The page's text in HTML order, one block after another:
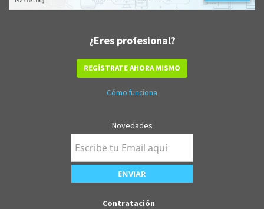
¿Eres profesional?
REGÍSTRATE AHORA MISMO
Cómo funciona
Novedades
Contratación